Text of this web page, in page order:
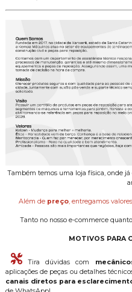
Também temos uma loja física, onde
Além de preço, entregamos
Tanto no nosso e-commerce
MOTIVOS PARA
Tira dúvidas com
aplicações de peças ou detalhes
canais diretos para